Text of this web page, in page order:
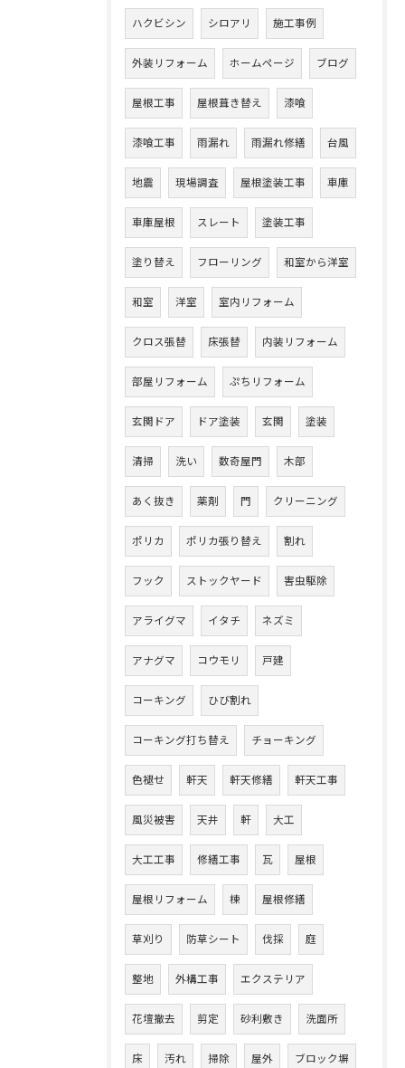
ハクビシン シロアリ 施工事例
外装リフォーム ホームページ ブログ
屋根工事 屋根葺き替え 漆喰
漆喰工事 雨漏れ 雨漏れ修繕 台風
地震 現場調査 屋根塗装工事 車庫
車庫屋根 スレート 塗装工事
塗り替え フローリング 和室から洋室
和室 洋室 室内リフォーム
クロス張替 床張替 内装リフォーム
部屋リフォーム ぷちリフォーム
玄関ドア ドア塗装 玄関 塗装
清掃 洗い 数奇屋門 木部
あく抜き 薬剤 門 クリーニング
ポリカ ポリカ張り替え 割れ
フック ストックヤード 害虫駆除
アライグマ イタチ ネズミ
アナグマ コウモリ 戸建
コーキング ひび割れ
コーキング打ち替え チョーキング
色褪せ 軒天 軒天修繕 軒天工事
風災被害 天井 軒 大工
大工工事 修繕工事 瓦 屋根
屋根リフォーム 棟 屋根修繕
草刈り 防草シート 伐採 庭
整地 外構工事 エクステリア
花壇撤去 剪定 砂利敷き 洗面所
床 汚れ 掃除 屋外 ブロック塀